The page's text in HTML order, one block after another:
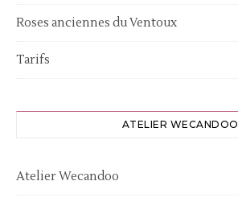
Roses anciennes du Ventoux
Tarifs
ATELIER WECANDOO
Atelier Wecandoo